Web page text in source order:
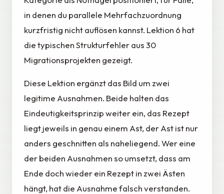
in denen du parallele Mehrfachzuordnung
kurzfristig nicht auflösen kannst. Lektion 6 hat
die typischen Strukturfehler aus 30
Migrationsprojekten gezeigt.
Diese Lektion ergänzt das Bild um zwei
legitime Ausnahmen. Beide halten das
Eindeutigkeitsprinzip weiter ein, das Rezept
liegt jeweils in genau einem Ast, der Ast ist nur
anders geschnitten als naheliegend. Wer eine
der beiden Ausnahmen so umsetzt, dass am
Ende doch wieder ein Rezept in zwei Ästen
hängt, hat die Ausnahme falsch verstanden.